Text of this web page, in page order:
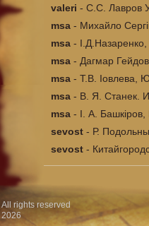
valeri -C.С. Лавров
msa - Михайло
msa -
msa - Дагмар
msa -Т.В. Іовлева,
msa - В. Я. Станек.
msa - І. А.
sevost - Р.
sevost -
All rights reserved
2026